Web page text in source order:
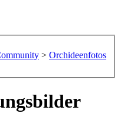
> Orchideenfotos